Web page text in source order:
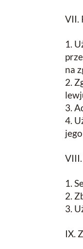
VII.
na
IX.